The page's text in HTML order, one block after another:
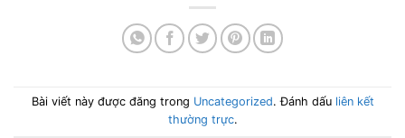
Bài viết này được đăng trong Uncategorized. Đánh dấu liên kết
thường trực.